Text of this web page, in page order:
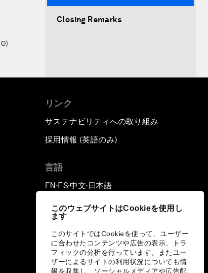
このウェブサイトはCookieを使用し
ます
このサイトではCookieを使って、ユーザー
に合わせたコンテンツや広告の表示、トラ
フィックの分析を行っています。またユー
ザーによるサイトの利用状況についても情
報を収集し、ソーシャルメディアや広告配
Closing Remarks
リンク
サステナビリティへの取り組み
採用情報 (英語のみ)
言語
EN ▪ES▪中文▪ 日本語